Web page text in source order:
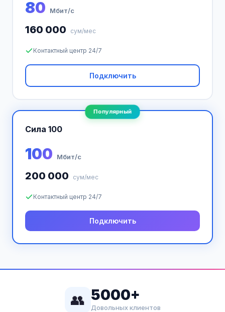
80 Мбит/с
160 000 сум/мес
Контактный центр 24/7
Подключить
Популярный
Сила 100
100 Мбит/с
200 000 сум/мес
Контактный центр 24/7
Подключить
👥 5000+
Довольных клиентов